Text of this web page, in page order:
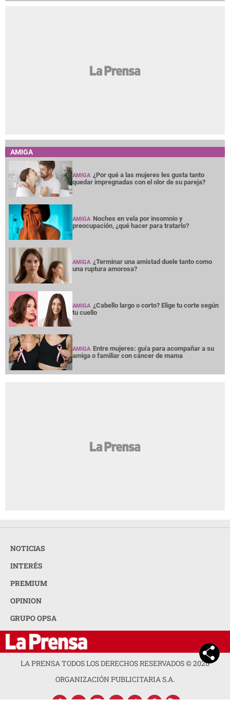
AMIGA
AMIGA ¿Por qué a las mujeres les gusta tanto
quedar impregnadas con el olor de su pareja?
AMIGA Noches en vela por insomnio y
preocupación, ¿qué hacer para tratarlo?
AMIGA ¿Terminar una amistad duele tanto como
una ruptura amorosa?
AMIGA ¿Cabello largo o corto? Elige tu corte según
tu cuello
AMIGA Entre mujeres: guía para acompañar a su
amiga o familiar con cáncer de mama
NOTICIAS
INTERÉS
PREMIUM
OPINION
GRUPO OPSA
LA PRENSA TODOS LOS DERECHOS RESERVADOS ©2026
ORGANIZACIÓN PUBLICITARIA S.A.